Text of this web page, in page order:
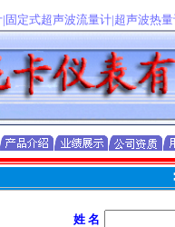
定式超声波流量计|超声波热
姓 名